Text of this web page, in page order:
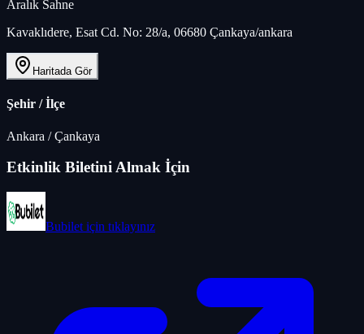
Aralık Sahne
Kavaklıdere, Esat Cd. No: 28/a, 06680 Çankaya/ankara
Haritada Gör
Şehir / İlçe
Ankara /Çankaya
Etkinlik Biletini Almak İçin
Bubilet için tıklayınız